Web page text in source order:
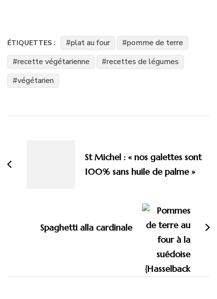
ÉTIQUETTES : plat au four
pomme de terre
recette végétarienne
recettes de légumes
végétarien
St Michel : « nos galettes sont
100% sans huile de palme »
Spaghetti alla cardinale